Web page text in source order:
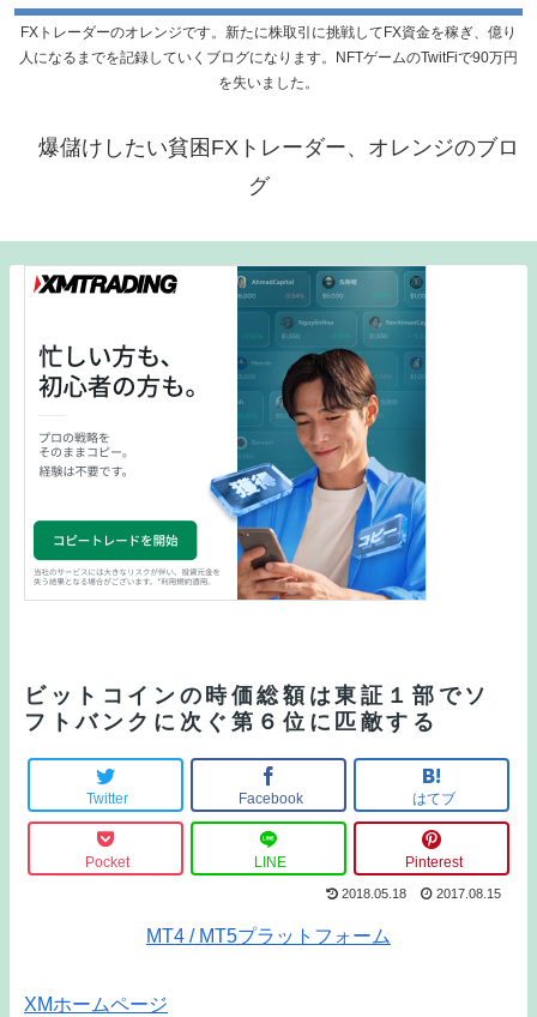
FXトレーダーのオレンジです。新たに株取引に挑戦してFX資金を稼ぎ、億り
人になるまでを記録していくブログになります。NFTゲームのTwitFiで90万円
を失いました。
爆儲けしたい貧困FXトレーダー、オレンジのブロ
グ
ビットコインの時価総額は東証１部でソ
フトバンクに次ぐ第６位に匹敵する
Twitter Facebook はてブ
Pocket LINE Pinterest
2018.05.18 2017.08.15
MT4 / MT5プラットフォーム
XMホームページ